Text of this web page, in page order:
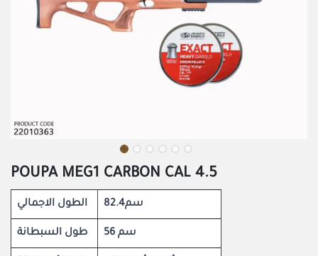
POUPA MEG1 CARBON CAL 4.5
الطول الاجمالي 82.4سم
طول السبطانة 56 سم